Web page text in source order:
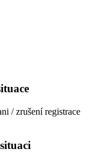
/ zrušení registrace